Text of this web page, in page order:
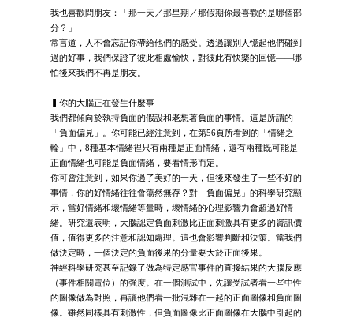
我也喜歡問朋友：「那一天／那星期／那假期你最喜歡的是哪個部
分？」
常言道，人不會忘記你帶給他們的感受。透過讓別人憶起他們碰到
過的好事，我們保證了彼此相處愉快，對彼此有快樂的回憶——哪
怕後來我們不再是朋友。
▍你的大腦正在發生什麼事
我們都傾向於執持負面的假設和老想著負面的事情。這是所謂的
「負面偏見」。你可能已經注意到，在第56頁所看到的「情緒之
輪」中，8種基本情緒裡只有兩種是正面情緒，還有兩種既可能是
正面情緒也可能是負面情緒，要看情形而定。
你可曾注意到，如果你過了美好的一天，但後來發生了一些不好的
事情，你的好情緒往往會蕩然無存？對「負面偏見」的科學研究顯
示，當好情緒和壞情緒等量時，壞情緒的心理影響力會超過好情
緒。研究還表明，大腦認定負面刺激比正面刺激具有更多的資訊價
值，值得更多的注意和認知處理。這也會影響判斷和決策。當我們
做決定時，一個決定的負面後果的分量要大於正面後果。
神經科學研究甚至記錄了做為特定感官事件的直接結果的大腦反應
（事件相關電位）的強度。在一個測試中，先讓受試者看一些中性
的圖像做為對照，再讓他們看一批混雜在一起的正面圖像和負面圖
像。雖然同樣具有刺激性，但負面圖像比正面圖像在大腦中引起的